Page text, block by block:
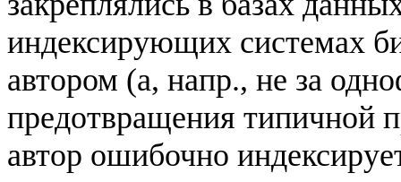
индексирующих системах
автором (а, напр., не за
предотвращения типичной
автор ошибочно